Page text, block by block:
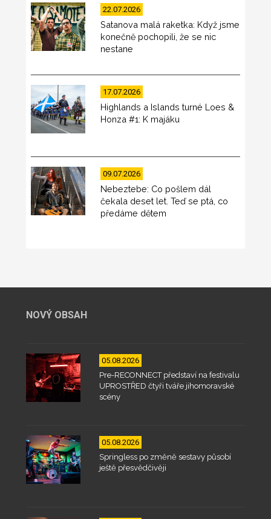
22.07.2026
Satanova malá raketka: Když jsme
konečně pochopili, že se nic
nestane
17.07.2026
Highlands a Islands turné Loes &
Honza #1: K majáku
09.07.2026
Nebeztebe: Co pošlem dál
čekala deset let. Teď se ptá, co
předáme dětem
NOVÝ OBSAH
05.08.2026
Pre-RECONNECT představí na festivalu
UPROSTŘED čtyři tváře jihomoravské
scény
05.08.2026
Springless po změně sestavy působí
ještě přesvědčivěji